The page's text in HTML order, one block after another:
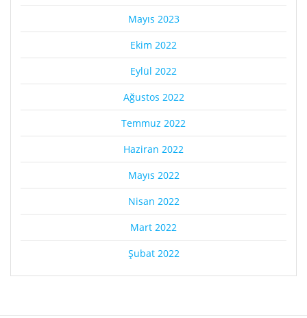
Mayıs 2023
Ekim 2022
Eylül 2022
Ağustos 2022
Temmuz 2022
Haziran 2022
Mayıs 2022
Nisan 2022
Mart 2022
Şubat 2022